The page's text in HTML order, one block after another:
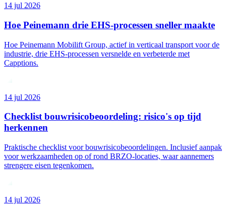
14 jul 2026
Hoe Peinemann drie EHS-processen sneller maakte
Hoe Peinemann Mobilift Group, actief in verticaal transport voor de
industrie, drie EHS-processen versnelde en verbeterde met
Capptions.
14 jul 2026
Checklist bouwrisicobeoordeling: risico's op tijd
herkennen
Praktische checklist voor bouwrisicobeoordelingen. Inclusief aanpak
voor werkzaamheden op of rond BRZO-locaties, waar aannemers
strengere eisen tegenkomen.
14 jul 2026